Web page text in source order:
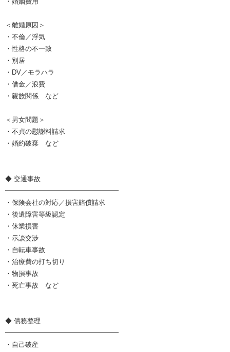
＜離婚原因＞
・不倫／浮気
・性格の不一致
・別居
・DV／モラハラ
・借金／浪費
・親族関係 など
＜男女問題＞
・不貞の慰謝料請求
・婚約破棄 など
◆ 交通事故
━━━━━━━━━━━━━━━━━
・保険会社の対応／損害賠償請求
・後遺障害等級認定
・休業損害
・示談交渉
・自転車事故
・治療費の打ち切り
・物損事故
・死亡事故 など
◆ 債務整理
━━━━━━━━━━━━━━━━━
・自己破産